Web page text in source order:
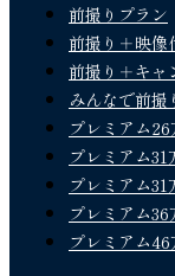
前撮りプラン
前撮り＋映像
前撮り＋キャ
みんなで前撮
プレミアム
プレミアム
プレミアム
プレミアム36
プレミアム